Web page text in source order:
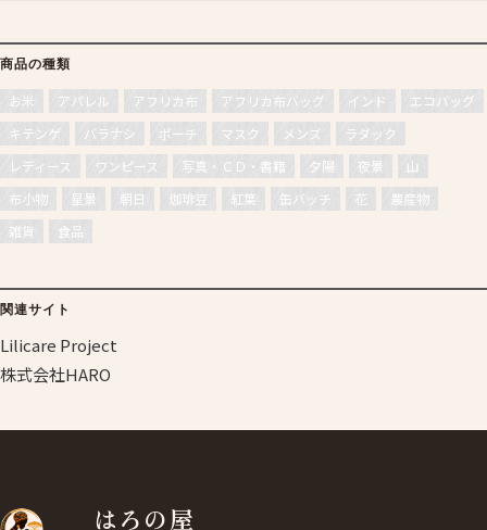
商品の種類
お米 アパレル アフリカ布 アフリカ布バッグ インド
エコバッグ
キテンゲ
バラナシ ポーチ マスク メンズ
ラダック
レディース
ワンピース 写真・ＣＤ・書籍 夕陽 夜景
山
布小物
星景 朝日 珈琲豆 紅葉 缶バッチ 花
農産物
雑貨
食品
関連サイト
Lilicare Project
株式会社HARO
はろの屋